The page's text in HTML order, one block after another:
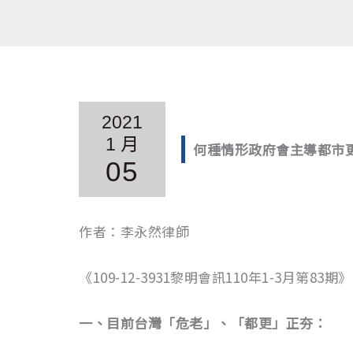
2021
1 月
05
何種情形政府會主導都市
作者：李永然律師
《109-12-3931黎明會訊110年1-3月第83期》
一、目前台灣「危老」、「都更」正夯：